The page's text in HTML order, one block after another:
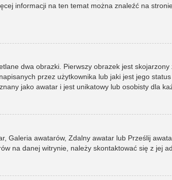
informacji na ten temat można znaleźć na
dwa obrazki. Pierwszy obrazek jest
przez użytkownika lub jaki jest jego
jako awatar i jest unikatowy lub osobisty dla
Galeria awatarów, Zdalny awatar lub Prześlij
na danej witrynie, należy skontaktować się z jej